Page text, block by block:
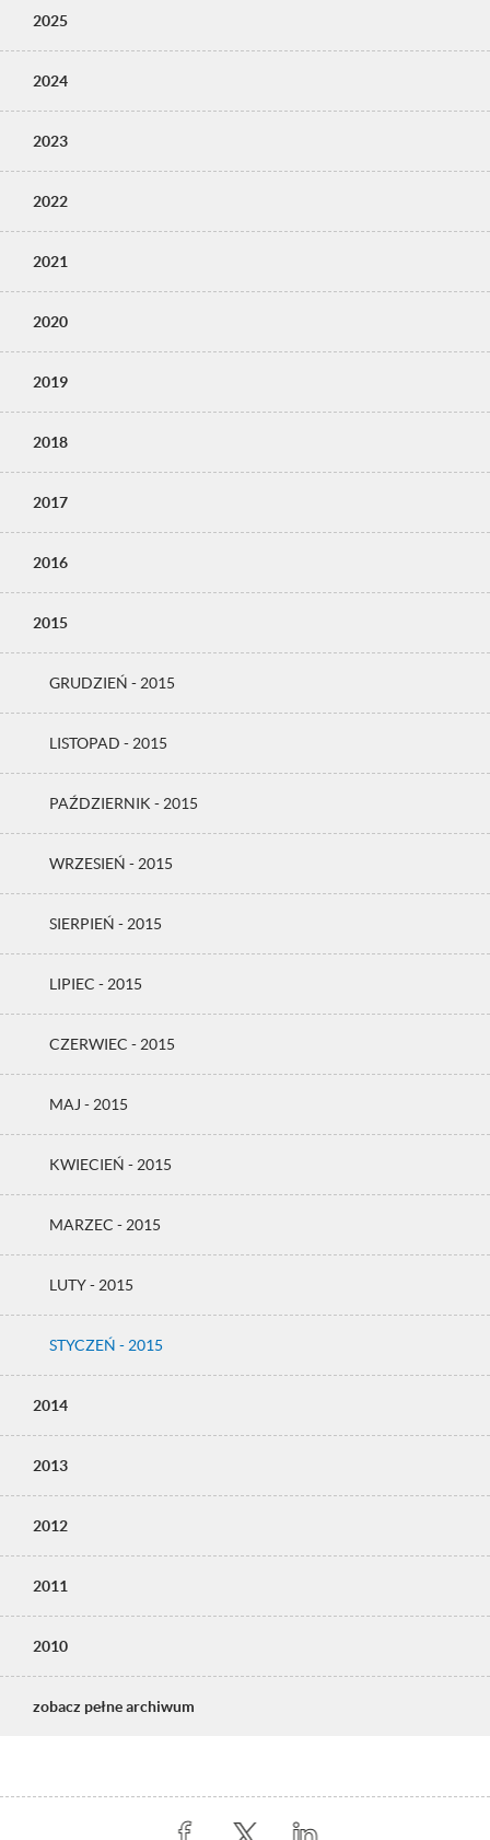
2025
2024
2023
2022
2021
2020
2019
2018
2017
2016
2015
GRUDZIEŃ - 2015
LISTOPAD - 2015
PAŹDZIERNIK - 2015
WRZESIEŃ - 2015
SIERPIEŃ - 2015
LIPIEC - 2015
CZERWIEC - 2015
MAJ - 2015
KWIECIEŃ - 2015
MARZEC - 2015
LUTY - 2015
STYCZEŃ - 2015
2014
2013
2012
2011
2010
zobacz pełne archiwum